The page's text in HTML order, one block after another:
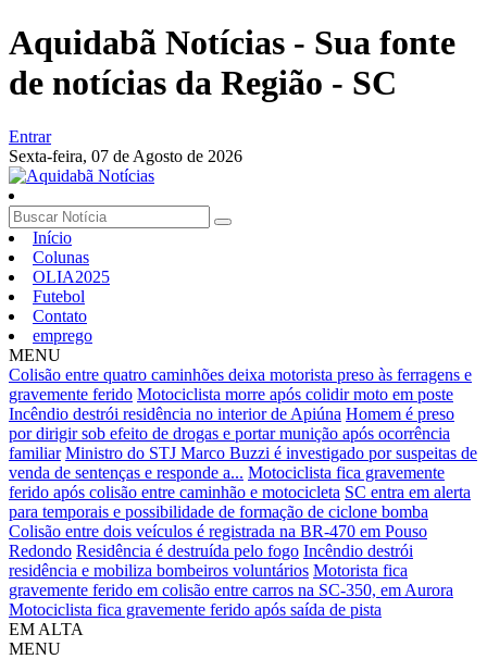
Aquidabã Notícias - Sua fonte
de notícias da Região - SC
Entrar
Sexta-feira, 07 de Agosto de 2026
Início
Colunas
OLIA2025
Futebol
Contato
emprego
MENU
Colisão entre quatro caminhões deixa motorista preso às ferragens e
gravemente ferido Motociclista morre após colidir moto em poste
Incêndio destrói residência no interior de Apiúna Homem é preso
por dirigir sob efeito de drogas e portar munição após ocorrência
familiar Ministro do STJ Marco Buzzi é investigado por suspeitas de
venda de sentenças e responde a... Motociclista fica gravemente
ferido após colisão entre caminhão e motocicleta SC entra em alerta
para temporais e possibilidade de formação de ciclone bomba
Colisão entre dois veículos é registrada na BR-470 em Pouso
Redondo Residência é destruída pelo fogo Incêndio destrói
residência e mobiliza bombeiros voluntários Motorista fica
gravemente ferido em colisão entre carros na SC-350, em Aurora
Motociclista fica gravemente ferido após saída de pista
EM ALTA
MENU